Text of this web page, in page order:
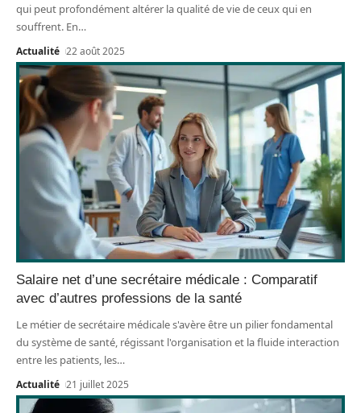
qui peut profondément altérer la qualité de vie de ceux qui en
souffrent. En…
Actualité 22 août 2025
Salaire net d’une secrétaire médicale : Comparatif
avec d’autres professions de la santé
Le métier de secrétaire médicale s'avère être un pilier fondamental
du système de santé, régissant l'organisation et la fluide interaction
entre les patients, les…
Actualité 21 juillet 2025